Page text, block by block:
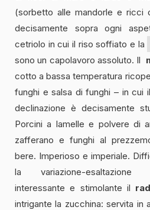
(sorbetto alle mandorle e ricci
decisamente sopra ogni
cetriolo in cui il riso soffiato e la
sono un capolavoro assoluto. Il
cotto a bassa temperatura
funghi e salsa di funghi – in cui
declinazione è decisamente
Porcini a lamelle e polvere di
zafferano e funghi al
bere. Imperioso e imperiale.
la variazione-
interessante e stimolante il
intrigante la zucchina: servita in